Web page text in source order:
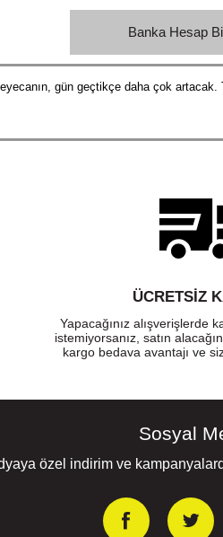
Banka Hesap
gün geçtikçe daha çok
ÜCRETSIZ
Yapacağınız alışverişlerde
istemiyorsanız, satın
kargo bedava avantajı ve
Sosyal
özel indirim ve